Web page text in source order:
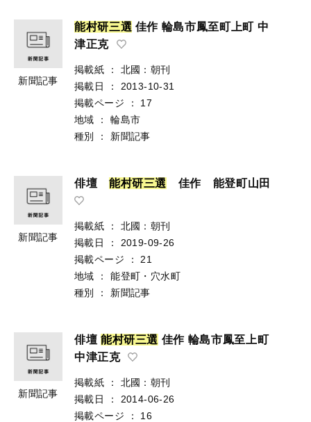
新聞記事
能村研三選 佳作 輪島市鳳至町上町 中
津正克
掲載紙 ：
北國：朝刊
掲載日
：
2013-10-31
掲載ページ
：
17
地域
：
輪島市
種別
： 新聞記事
新聞記事
俳壇 能村研三選 佳作 能登町山田
掲載紙 ：
北國：朝刊
掲載日
：
2019-09-26
掲載ページ
：
21
地域
：
能登町・穴水町
種別
： 新聞記事
新聞記事
俳壇 能村研三選 佳作 輪島市鳳至上町
中津正克
掲載紙 ：
北國：朝刊
掲載日
：
2014-06-26
掲載ページ
：
16